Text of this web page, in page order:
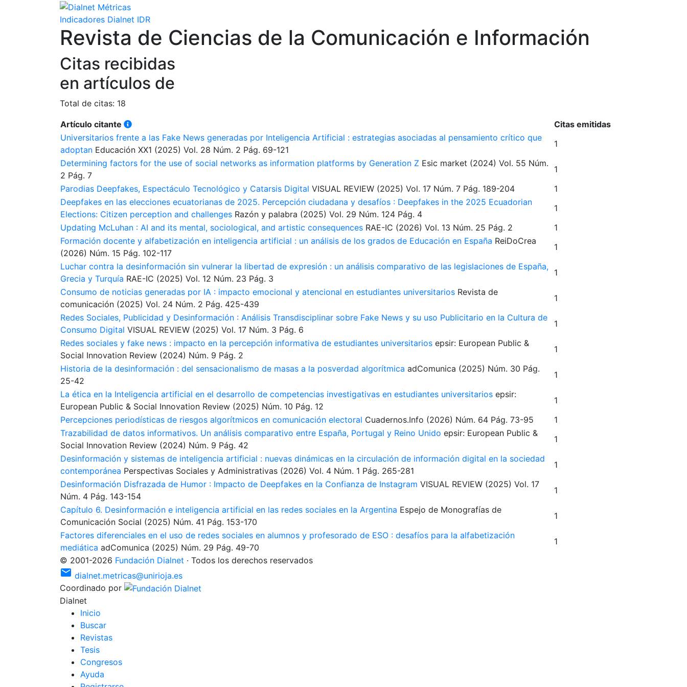
Indicadores Dialnet IDR
Revista de Ciencias de la Comunicación e Información
Citas recibidas
en artículos de
Total de citas: 18
Artículo citante
Citas emitidas
Universitarios frente a las Fake News generadas por Inteligencia Artificial : estrategias asociadas al pensamiento crítico que
adoptan Educación XX1 (2025) Vol. 28 Núm. 2 Pág. 69-121
1
Determining factors for the use of social networks as information platforms by Generation Z Esic market (2024) Vol. 55 Núm.
2 Pág. 7
1
Parodias Deepfakes, Espectáculo Tecnológico y Catarsis Digital VISUAL REVIEW (2025) Vol. 17 Núm. 7 Pág. 189-204
1
Deepfakes en las elecciones ecuatorianas de 2025. Percepción ciudadana y desafíos : Deepfakes in the 2025 Ecuadorian
Elections: Citizen perception and challenges Razón y palabra (2025) Vol. 29 Núm. 124 Pág. 4
1
Updating McLuhan : AI and its mental, sociological, and artistic consequences RAE-IC (2026) Vol. 13 Núm. 25 Pág. 2
1
Formación docente y alfabetización en inteligencia artificial : un análisis de los grados de Educación en España ReiDoCrea
(2026) Núm. 15 Pág. 102-117
1
Luchar contra la desinformación sin vulnerar la libertad de expresión : un análisis comparativo de las legislaciones de España,
Grecia y Turquía RAE-IC (2025) Vol. 12 Núm. 23 Pág. 3
1
Consumo de noticias generadas por IA : impacto emocional y atencional en estudiantes universitarios Revista de
comunicación (2025) Vol. 24 Núm. 2 Pág. 425-439
1
Redes Sociales, Publicidad y Desinformación : Análisis Transdisciplinar sobre Fake News y su uso Publicitario en la Cultura de
Consumo Digital VISUAL REVIEW (2025) Vol. 17 Núm. 3 Pág. 6
1
Redes sociales y fake news : impacto en la percepción informativa de estudiantes universitarios epsir: European Public &
Social Innovation Review (2024) Núm. 9 Pág. 2
1
Historia de la desinformación : del sensacionalismo de masas a la posverdad algorítmica adComunica (2025) Núm. 30 Pág.
25-42
1
La ética en la Inteligencia artificial en el desarrollo de competencias investigativas en estudiantes universitarios epsir:
European Public & Social Innovation Review (2025) Núm. 10 Pág. 12
1
Percepciones periodísticas de riesgos algorítmicos en comunicación electoral Cuadernos.Info (2026) Núm. 64 Pág. 73-95
1
Trazabilidad de datos informativos. Un análisis comparativo entre España, Portugal y Reino Unido epsir: European Public &
Social Innovation Review (2024) Núm. 9 Pág. 42
1
Desinformación y sistemas de inteligencia artificial : nuevas dinámicas en la circulación de información digital en la sociedad
contemporánea Perspectivas Sociales y Administrativas (2026) Vol. 4 Núm. 1 Pág. 265-281
1
Desinformación Disfrazada de Humor : Impacto de Deepfakes en la Confianza de Instagram VISUAL REVIEW (2025) Vol. 17
Núm. 4 Pág. 143-154
1
Capítulo 6. Desinformación e inteligencia artificial en las redes sociales en la Argentina Espejo de Monografías de
Comunicación Social (2025) Núm. 41 Pág. 153-170
1
Factores diferenciales en el uso de redes sociales en alumnos y profesorado de ESO : desafíos para la alfabetización
mediática adComunica (2025) Núm. 29 Pág. 49-70
1
© 2001-2026 Fundación Dialnet · Todos los derechos reservados
mail dialnet.metricas@unirioja.es
Coordinado por
Dialnet
Inicio
Buscar
Revistas
Tesis
Congresos
Ayuda